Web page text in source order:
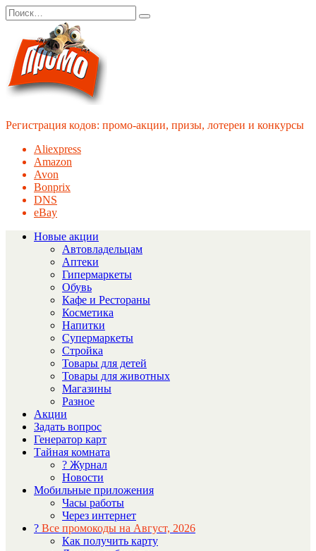
Перейти
к
содержанию
Search
for:
Регистрация кодов: промо-акции, призы, лотереи и конкурсы
Aliexpress
Amazon
Avon
Bonprix
DNS
eBay
Новые акции
Автовладельцам
Аптеки
Гипермаркеты
Обувь
Кафе и Рестораны
Косметика
Напитки
Супермаркеты
Стройка
Товары для детей
Товары для животных
Магазины
Разное
Акции
Задать вопрос
Генератор карт
Тайная комната
? Журнал
Новости
Мобильные приложения
Часы работы
Через интернет
? Все промокоды на Август, 2026
Как получить карту